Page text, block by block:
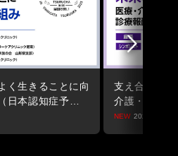
く生きることに向
日本認知症予防学
支え合いの
介護・福祉
践的対応に
2026/08/05